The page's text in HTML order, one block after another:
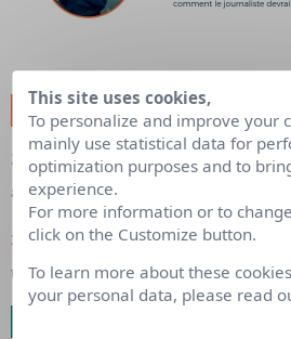
N°1Comment gagner la
2-Le Celebrity Marketing, une
autres
3-Les Dircom français en quête
transformation digitale
This site uses cookies,
To personalize and improve your
mainly use statistical data for
optimization purposes and to
experience.
For more information or to
click on the Customize button.
To learn more about these
your personal data, please read